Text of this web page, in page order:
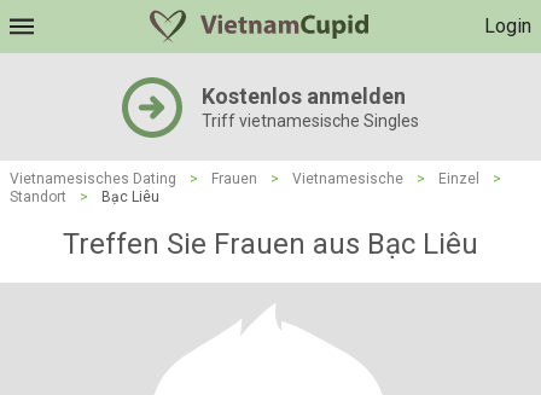
Login
Kostenlos anmelden
Triff vietnamesische Singles
Vietnamesisches Dating > Frauen > Vietnamesische > Einzel
>
Standort
> Bạc Liêu
Treffen Sie Frauen aus Bạc Liêu